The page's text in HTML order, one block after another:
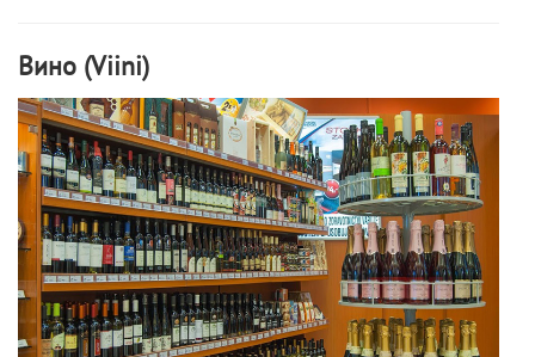
Вино (Viini)